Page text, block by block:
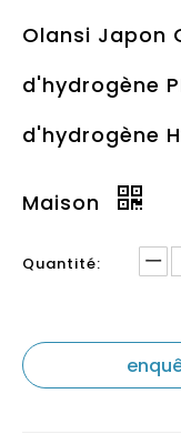
Olansi Japon
d'hydrogène
d'hydrogène
Maison
Quantité: